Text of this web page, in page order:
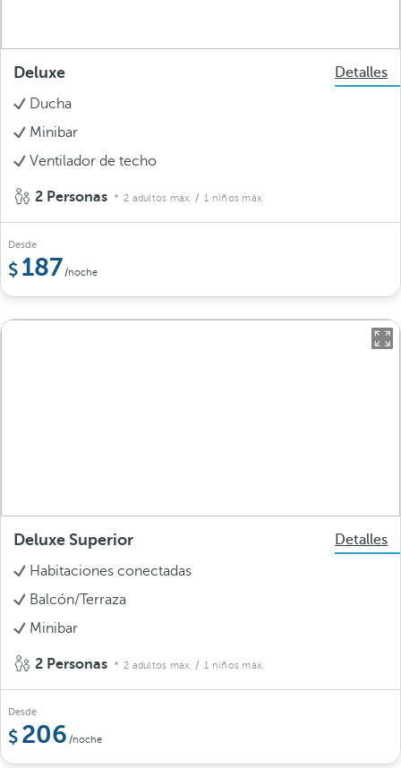
Deluxe
Detalles
Ducha
Minibar
Ventilador de techo
2 Personas 2 adultos máx. / 1 niños máx.
Desde
187 /noche
Deluxe Superior
Detalles
Habitaciones conectadas
Balcón/Terraza
Minibar
2 Personas 2 adultos máx. / 1 niños máx.
Desde
206 /noche